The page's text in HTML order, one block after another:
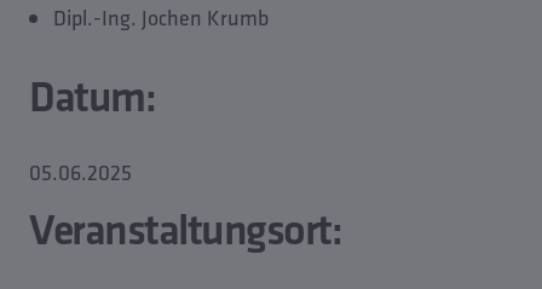
Dipl.-Ing. Jochen Krumb
Datum:
05.06.2025
Veranstaltungsort: